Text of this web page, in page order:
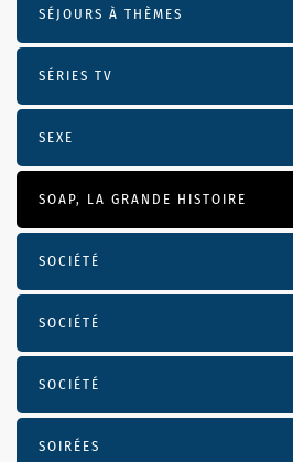
SÉJOURS À THÈMES
SÉRIES TV
SEXE
SOAP, LA GRANDE HISTOIRE
SOCIÉTÉ
SOCIÉTÉ
SOCIÉTÉ
SOIRÉES